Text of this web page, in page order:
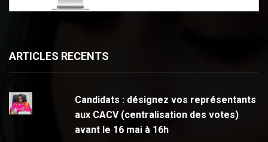
ARTICLES RECENTS
Candidats : désignez vos représentants
aux CACV (centralisation des votes)
avant le 16 mai à 16h